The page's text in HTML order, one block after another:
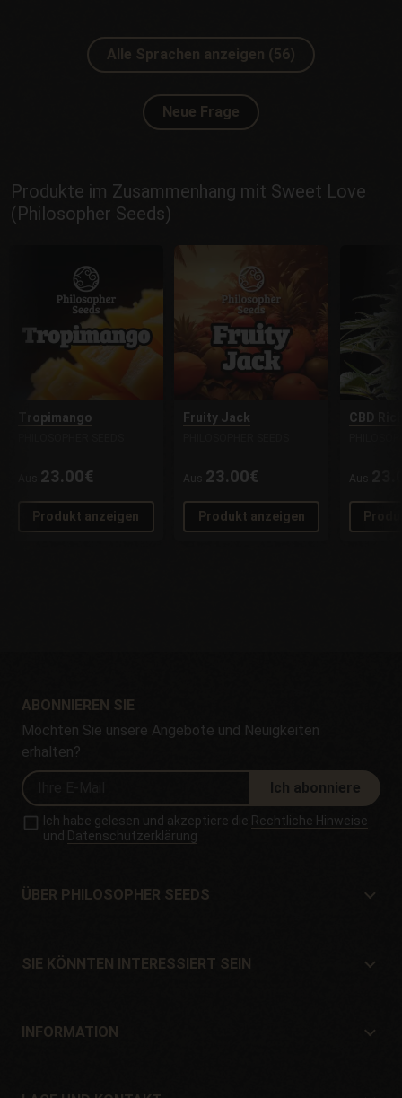
Alle Sprachen anzeigen (56)
Neue Frage
Produkte im Zusammenhang mit Sweet Love
(Philosopher Seeds)
Tropimango
23.00€
Produkt anzeigen
Fruity Jack
Aus 23.00€
Produkt anzeigen
CBD
Aus
ABONNIEREN SIE
Möchten Sie unsere Angebote und Neuigkeiten
erhalten?
Ich abonniere
Ich habe gelesen und akzeptiere die Rechtliche Hinweise
und Datenschutzerklärung
ÜBER PHILOSOPHER SEEDS
Lage und Kontakt
SIE KÖNNTEN INTERESSIERT SEIN
Angebote
INFORMATION
Garantien und Rücksendungen